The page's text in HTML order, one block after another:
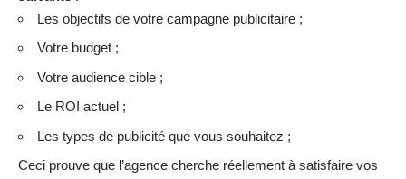
Les objectifs de votre campagne publicitaire ;
Votre budget ;
Votre audience cible ;
Le ROI actuel ;
Les types de publicité que vous souhaitez ;
Ceci prouve que l’agence cherche réellement à satisfaire vos